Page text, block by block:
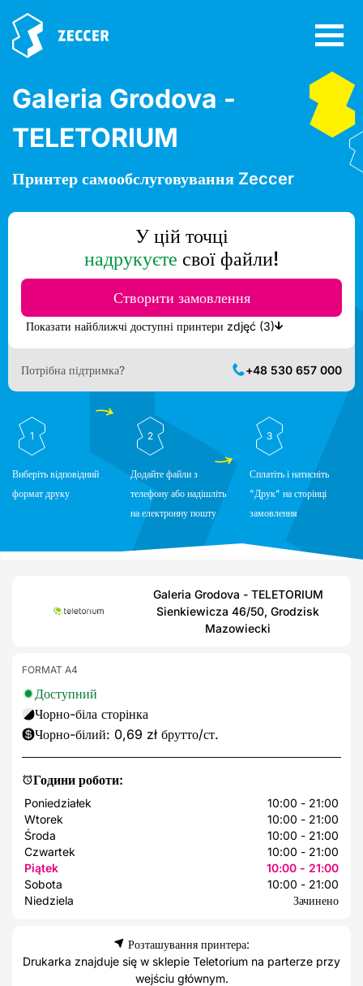
Galeria Grodova -
TELETORIUM
Принтер самообслуговування Zeccer
У цій точці
надрукуєте свої файли!
Створити замовлення
Показати найближчі доступні принтери zdjęć (3)
Потрібна підтримка? +48 530 657 000
1
Виберіть відповідний
формат друку
2
Додайте файли з
телефону або надішліть
на електронну пошту
3
Сплатіть і натисніть
"Друк" на сторінці
замовлення
Galeria Grodova - TELETORIUM
Sienkiewicza 46/50, Grodzisk
Mazowiecki
Години роботи:
Poniedziałek
10:00 - 21:00
Wtorek
10:00 - 21:00
Środa
10:00 - 21:00
Czwartek
10:00 - 21:00
Piątek
10:00 - 21:00
Sobota
10:00 - 21:00
Niedziela
Зачинено
FORMAT A4
Доступний
Чорно-біла сторінка
Чорно-білий: 0,69 zł брутто/ст.
Розташування принтера:
Drukarka znajduje się w sklepie Teletorium na parterze przy
wejściu głównym.